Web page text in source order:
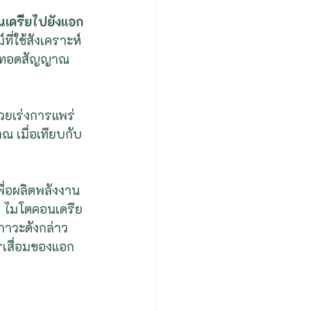
ดรียไปยังแอก
ใช้สังเคราะห์
ทอดสัญญาณ
เร่งการแพร่
เมื่อเทียบกับ
อผลิตพลังงาน
มโตคอนเดรีย
วะดังกล่าว
สื่อมของแอก